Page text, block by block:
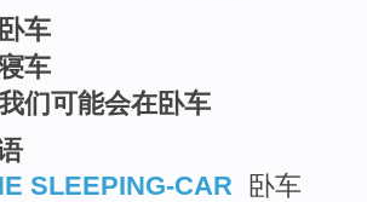
卧车
车
们可能会在卧车
SLEEPING-CAR
卧车